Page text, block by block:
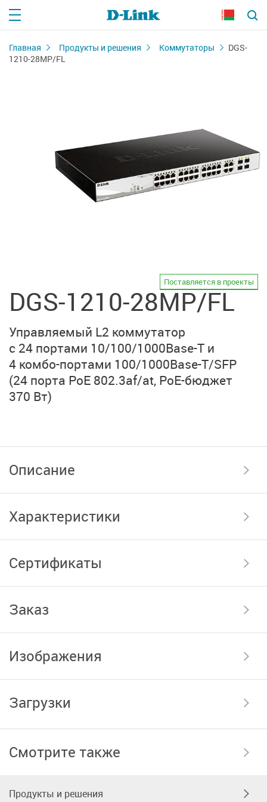
Главная Продукты и решения Коммутаторы
DGS-
1210-28MP/FL
DGS-1210-28MP/FL
Поставляется в проекты
Управляемый L2 коммутатор
с 24 портами 10/100/1000Base-T и
4 комбо-портами 100/1000Base-T/SFP
(24 порта PoE 802.3af/at, РоЕ-бюджет
370 Вт)
Описание
Характеристики
Сертификаты
Заказ
Изображения
Загрузки
Смотрите также
Продукты и решения